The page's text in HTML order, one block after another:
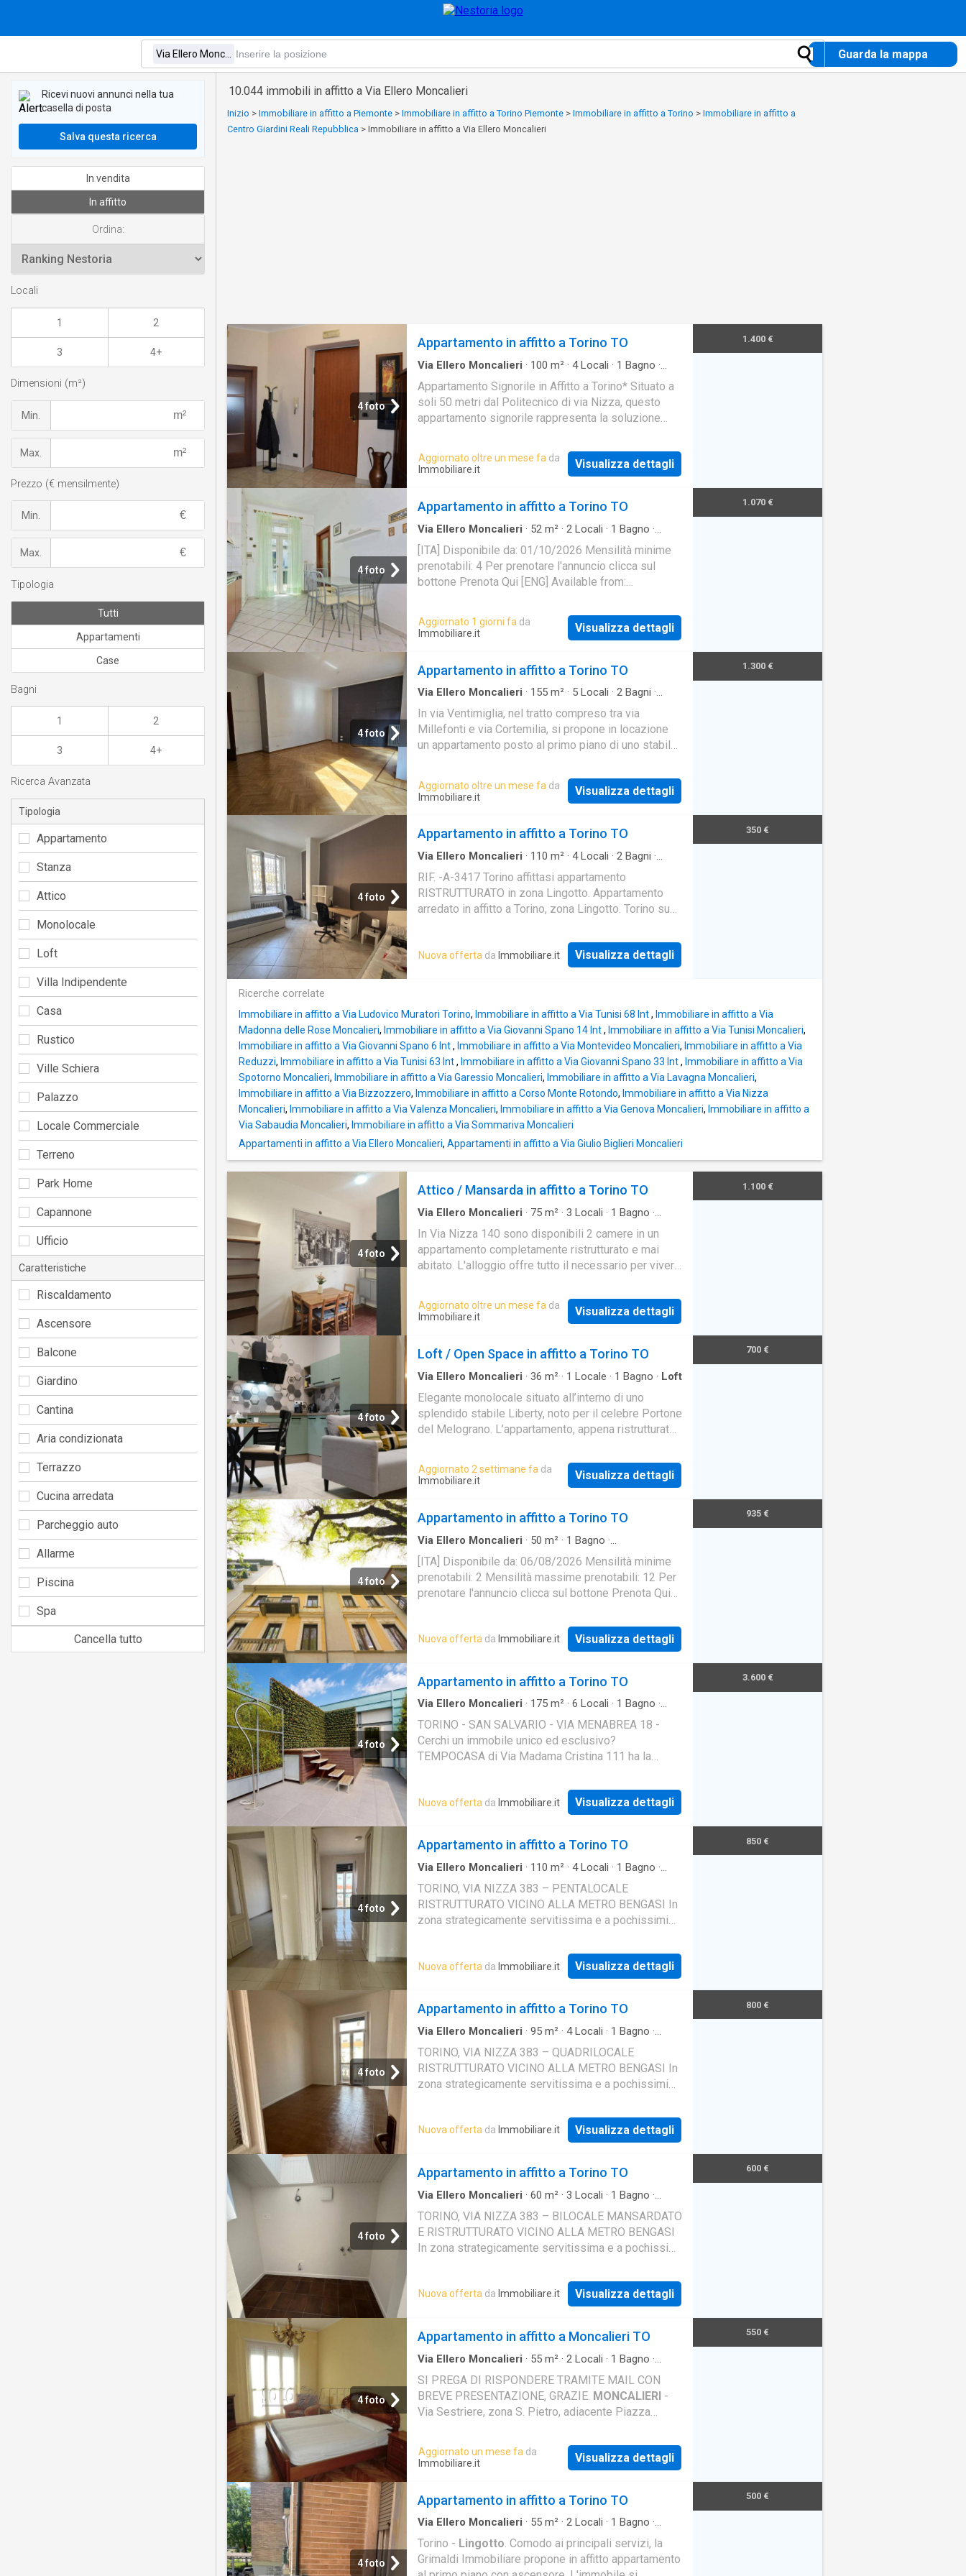
Guarda la mappa
10.044 immobili in affitto a Via Ellero Moncalieri
Inizio > Immobiliare in affitto a Piemonte > Immobiliare in affitto a Torino Piemonte > Immobiliare in affitto a Torino > Immobiliare in affitto a
Centro Giardini Reali Repubblica > Immobiliare in affitto a Via Ellero Moncalieri
4 foto
Appartamento in affitto a Torino TO
Via Ellero Moncalieri · 100 m² · 4Locali · 1 Bagno ·
Appartamento Signorile in Affitto a Torino* Situato a
soli 50 metri dal Politecnico di via Nizza, questo
appartamento signorile rappresenta la soluzione
Aggiornato oltre un mese fa da
Immobiliare.it
Visualizza dettagli
1.400 €
4 foto
Appartamento in affitto a Torino TO
Via Ellero Moncalieri · 52 m² · 2 Locali · 1 Bagno ·
Appartamento
[ITA] Disponibile da: 01/10/2026 Mensilità minime
prenotabili: 4 Per prenotare l'annuncio clicca sul
bottone Prenota Qui [ENG] Available from:
Aggiornato 1 giorni fa da
Immobiliare.it
Visualizza dettagli
1.070 €
4 foto
Appartamento in affitto a Torino TO
Via Ellero Moncalieri · 155 m² · 5 Locali · 2 Bagni ·
In via Ventimiglia, nel tratto compreso tra via
Millefonti e via Cortemilia, si propone in locazione
un appartamento posto al primo piano di uno stabile
Aggiornato oltre un mese fa da
Immobiliare.it
Visualizza dettagli
1.300 €
4 foto
Appartamento in affitto a Torino TO
Via Ellero Moncalieri · 110 m² · 4Locali · 2 Bagni ·
RIF. -A-3417 Torino affittasi appartamento
RISTRUTTURATO in zona Lingotto. Appartamento
arredato in affitto a Torino, zona Lingotto. Torino su
Nuova offerta da Immobiliare.it Visualizza dettagli
350 €
Ricerche correlate
Immobiliare in affitto a Via Ludovico Muratori Torino, Immobiliare in affitto a Via Tunisi 68 Int, Immobiliare in affitto a Via
Madonna delle Rose Moncalieri, Immobiliare in affitto a Via Giovanni Spano 14 Int, Immobiliare in affitto a Via Tunisi Moncalieri,
Immobiliare in affitto a Via Giovanni Spano 6 Int, Immobiliare in affitto a Via Montevideo Moncalieri, Immobiliare in affitto a Via
Reduzzi, Immobiliare in affitto a Via Tunisi 63 Int, Immobiliare in affitto a Via Giovanni Spano 33 Int, Immobiliare in affitto a Via
Spotorno Moncalieri, Immobiliare in affitto a Via Garessio Moncalieri, Immobiliare in affitto a Via Lavagna Moncalieri,
Immobiliare in affitto a Via Bizzozzero, Immobiliare in affitto a Corso Monte Rotondo, Immobiliare in affitto a Via Nizza
Moncalieri, Immobiliare in affitto a Via Valenza Moncalieri, Immobiliare in affitto a Via Genova Moncalieri, Immobiliare in affitto a
Via Sabaudia Moncalieri, Immobiliare in affitto a Via Sommariva Moncalieri
Appartamenti in affitto a Via Ellero Moncalieri, Appartamenti in affitto a Via Giulio Biglieri Moncalieri
4 foto
Attico / Mansarda in affitto a Torino TO
Via Ellero Moncalieri · 75 m² · 3 Locali · 1 Bagno ·
In Via Nizza 140 sono disponibili 2 camere in un
appartamento completamente ristrutturato e mai
abitato. L'alloggio offre tutto il necessario per vivere
Aggiornato oltre un mese fa da
Immobiliare.it
Visualizza dettagli
1.100 €
4 foto
Loft / Open Space in affitto a Torino TO
Via Ellero Moncalieri · 36 m² · 1 Locale · 1 Bagno · Loft
Elegante monolocale situato all’interno di uno
splendido stabile Liberty, noto per il celebre Portone
del Melograno. L’appartamento, appena ristrutturato
Aggiornato 2 settimane fa da
Immobiliare.it
Visualizza dettagli
700 €
4 foto
Appartamento in affitto a Torino TO
Via Ellero Moncalieri · 50 m² · 1 Bagno ·
Appartamento
[ITA] Disponibile da: 06/08/2026 Mensilità minime
prenotabili: 2 Mensilità massime prenotabili: 12 Per
prenotare l'annuncio clicca sul bottone Prenota Qui
Nuova offerta da Immobiliare.it Visualizza dettagli
935 €
4 foto
Appartamento in affitto a Torino TO
Via Ellero Moncalieri · 175 m² · 6 Locali · 1 Bagno ·
TORINO - SAN SALVARIO - VIA MENABREA 18 -
Cerchi un immobile unico ed esclusivo?
TEMPOCASA di Via Madama Cristina 111 ha la
servizio MATTERPORT, un siste
Nuova offerta da Immobiliare.it Visualizza dettagli
3.600 €
4 foto
Appartamento in affitto a Torino TO
Via Ellero Moncalieri · 110 m² · 4Locali · 1 Bagno ·
TORINO, VIA NIZZA 383 – PENTALOCALE
RISTRUTTURATO VICINO ALLA METRO BENGASI In
zona strategicamente servitissima e a pochissimi
Nuova offerta da Immobiliare.it Visualizza dettagli
850 €
4 foto
Appartamento in affitto a Torino TO
Via Ellero Moncalieri · 95 m² · 4Locali · 1 Bagno ·
TORINO, VIA NIZZA 383 – QUADRILOCALE
RISTRUTTURATO VICINO ALLA METRO BENGASI In
zona strategicamente servitissima e a pochissimi
Nuova offerta da Immobiliare.it Visualizza dettagli
800 €
4 foto
Appartamento in affitto a Torino TO
Via Ellero Moncalieri · 60 m² · 3 Locali · 1 Bagno ·
TORINO, VIA NIZZA 383 – BILOCALE MANSARDATO
E RISTRUTTURATO VICINO ALLA METRO BENGASI
In zona strategicamente servitissima e a pochissimi
Nuova offerta da Immobiliare.it Visualizza dettagli
600 €
4 foto
Appartamento in affitto a Moncalieri TO
Via Ellero Moncalieri · 55 m² · 2 Locali · 1 Bagno ·
SI PREGA DI RISPONDERE TRAMITE MAIL CON
BREVE PRESENTAZIONE, GRAZIE. MONCALIERI -
Via Sestriere, zona S. Pietro, adiacente Piazza
Aggiornato un mese fa da
Immobiliare.it
Visualizza dettagli
550 €
4 foto
Appartamento in affitto a Torino TO
Via Ellero Moncalieri · 55 m² · 2 Locali · 1 Bagno ·
Torino - Lingotto. Comodo ai principali servizi, la
Grimaldi Immobiliare propone in affitto appartamento
500 €
Ricevi nuovi annunci nella tua
casella di posta
Salva questa ricerca
In vendita
In affitto
Ordina:
Locali
1 2
3 4+
Dimensioni (m²)
Min.
Max.
Prezzo (€ mensilmente)
Min.
Max.
Tipologia
Tutti
Appartamenti
Case
Bagni
1 2
3 4+
Ricerca Avanzata
Tipologia
Appartamento
Stanza
Attico
Monolocale
Loft
Villa Indipendente
Casa
Rustico
Ville Schiera
Palazzo
Locale Commerciale
Terreno
Park Home
Capannone
Ufficio
Caratteristiche
Riscaldamento
Ascensore
Balcone
Giardino
Cantina
Aria condizionata
Terrazzo
Cucina arredata
Parcheggio auto
Allarme
Piscina
Spa
Cancella tutto